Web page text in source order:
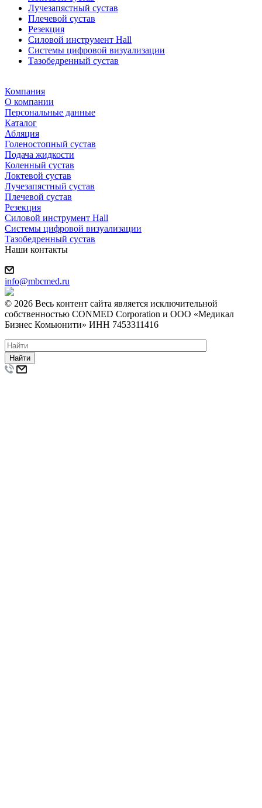
Лучезапястный сустав
Плечевой сустав
Резекция
Силовой инструмент Hall
Системы цифровой визуализации
Тазобедренный сустав
Компания
О компании
Персональные данные
Каталог
Абляция
Голеностопный сустав
Подача жидкости
Коленный сустав
Локтевой сустав
Лучезапястный сустав
Плечевой сустав
Резекция
Силовой инструмент Hall
Системы цифровой визуализации
Тазобедренный сустав
Наши контакты
info@mbcmed.ru
© 2026 Весь контент сайта является исключительной
собственностью CONMED Corporation и ООО «Медикал
Бизнес Комьюнити» ИНН 7453311416
Найти